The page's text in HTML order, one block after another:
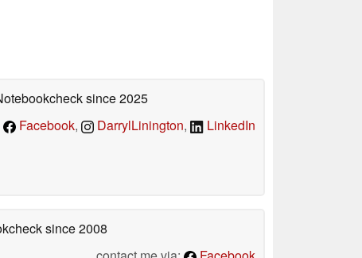
since 2025
Facebook, DarrylLinington, LinkedIn
since 2008